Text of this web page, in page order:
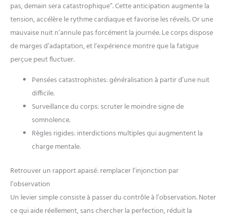
7 à 15 jours en usage moyen
(charge rapide en 1h). Certifiée
1ATM(étanchéité jusqu'à 10
mètres), cette smartwatch est
idéale pour le lavage des mains,
la pluie, la douche et la natation.
l'eau chaude, la vapeur, l'eau de
(savon, gel douche). Son bracelet
en TPU premium garantit un
confort supérieur pour un port
partenaire de confiance de cette
montre sport, du bureau aux
activités nautiques, sans jamais
vous laisser tomber au quotidien.
Cadeau Idéal pour Tous]
montre connectée s'intègre
parfaitement à tous les
smartphones modernes. Elle
regorge d'outils pratiques :
assistant vocal, calculatrice,
chronomètre, météo, lampe de
pas, demain sera catastrophique”. Cette anticipation augmente la
tension, accélère le rythme cardiaque et favorise les réveils. Or une
mauvaise nuit n’annule pas forcément la journée. Le corps dispose
de marges d’adaptation, et l’expérience montre que la fatigue
perçue peut fluctuer.
Pensées catastrophistes: généralisation à partir d’une nuit
difficile.
Surveillance du corps: scruter le moindre signe de
somnolence.
Règles rigides: interdictions multiples qui augmentent la
charge mentale.
Retrouver un rapport apaisé: remplacer l’injonction par
l’observation
Un levier simple consiste à passer du contrôle à l’observation. Noter
ce qui aide réellement, sans chercher la perfection, réduit la